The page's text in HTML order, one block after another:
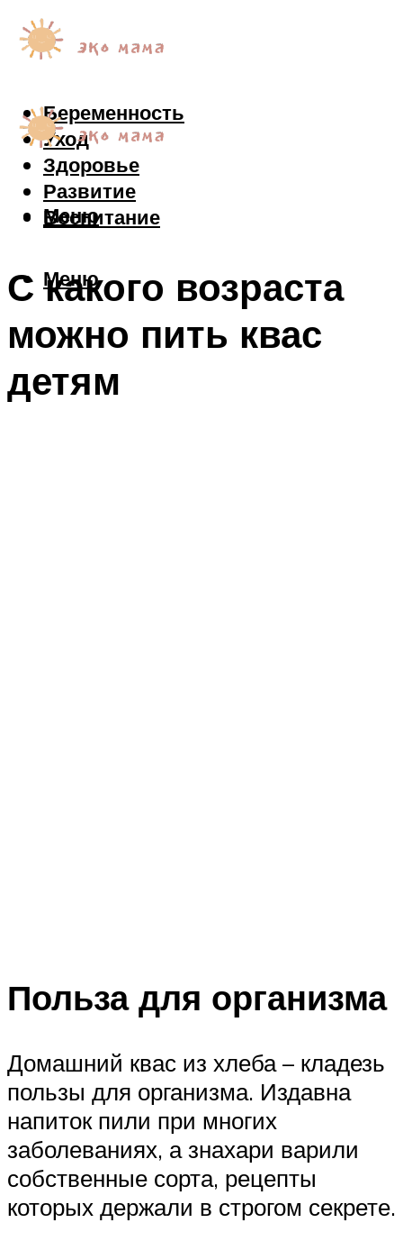
Беременность
Уход
Здоровье
Развитие
Воспитание
Меню
Меню
С какого возраста
можно пить квас
детям
Польза для организма
Домашний квас из хлеба – кладезь
пользы для организма. Издавна
напиток пили при многих
заболеваниях, а знахари варили
собственные сорта, рецепты
которых держали в строгом секрете.